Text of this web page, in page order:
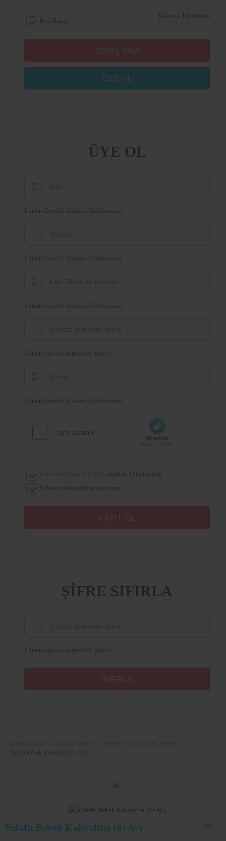
Beni Hatırla
Şifremi Unuttum
ÜYE OL
ÜYE OL
Lütfen Gerekli Alanları Doldurunuz.
Lütfen Gerekli Alanları Doldurunuz.
Lütfen Gerekli Alanları Doldurunuz.
Lütfen e-posta adresinizi giriniz
Lütfen Gerekli Alanları Doldurunuz.
okudum. Onaylıyorum.
E-Bülten aboneliğini onaylıyorum.
ŞİFRE SIFIRLA
Lütfen e-posta adresinizi giriniz
Yulaflı Bebek Kahvaltısı (6+Ay)